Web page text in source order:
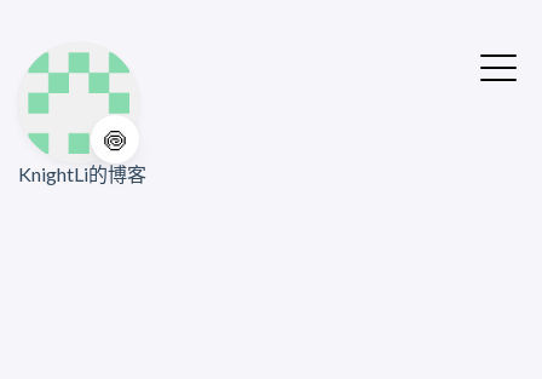
🍥
KnightLi的博客